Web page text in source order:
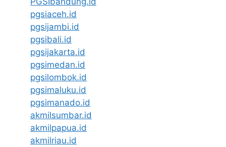
pgsiaceh.id
pgsijambi.id
pgsibali.id
pgsijakarta.id
pgsimedan.id
pgsilombok.id
pgsimaluku.id
pgsimanado.id
akmilsumbar.id
akmilpapua.id
akmilriau.id